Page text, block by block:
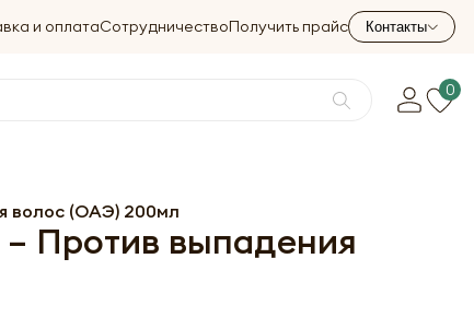
и оплатаСотрудничествоПолучить прайс Контакты
0
волос (ОАЭ) 200мл
Против выпадения